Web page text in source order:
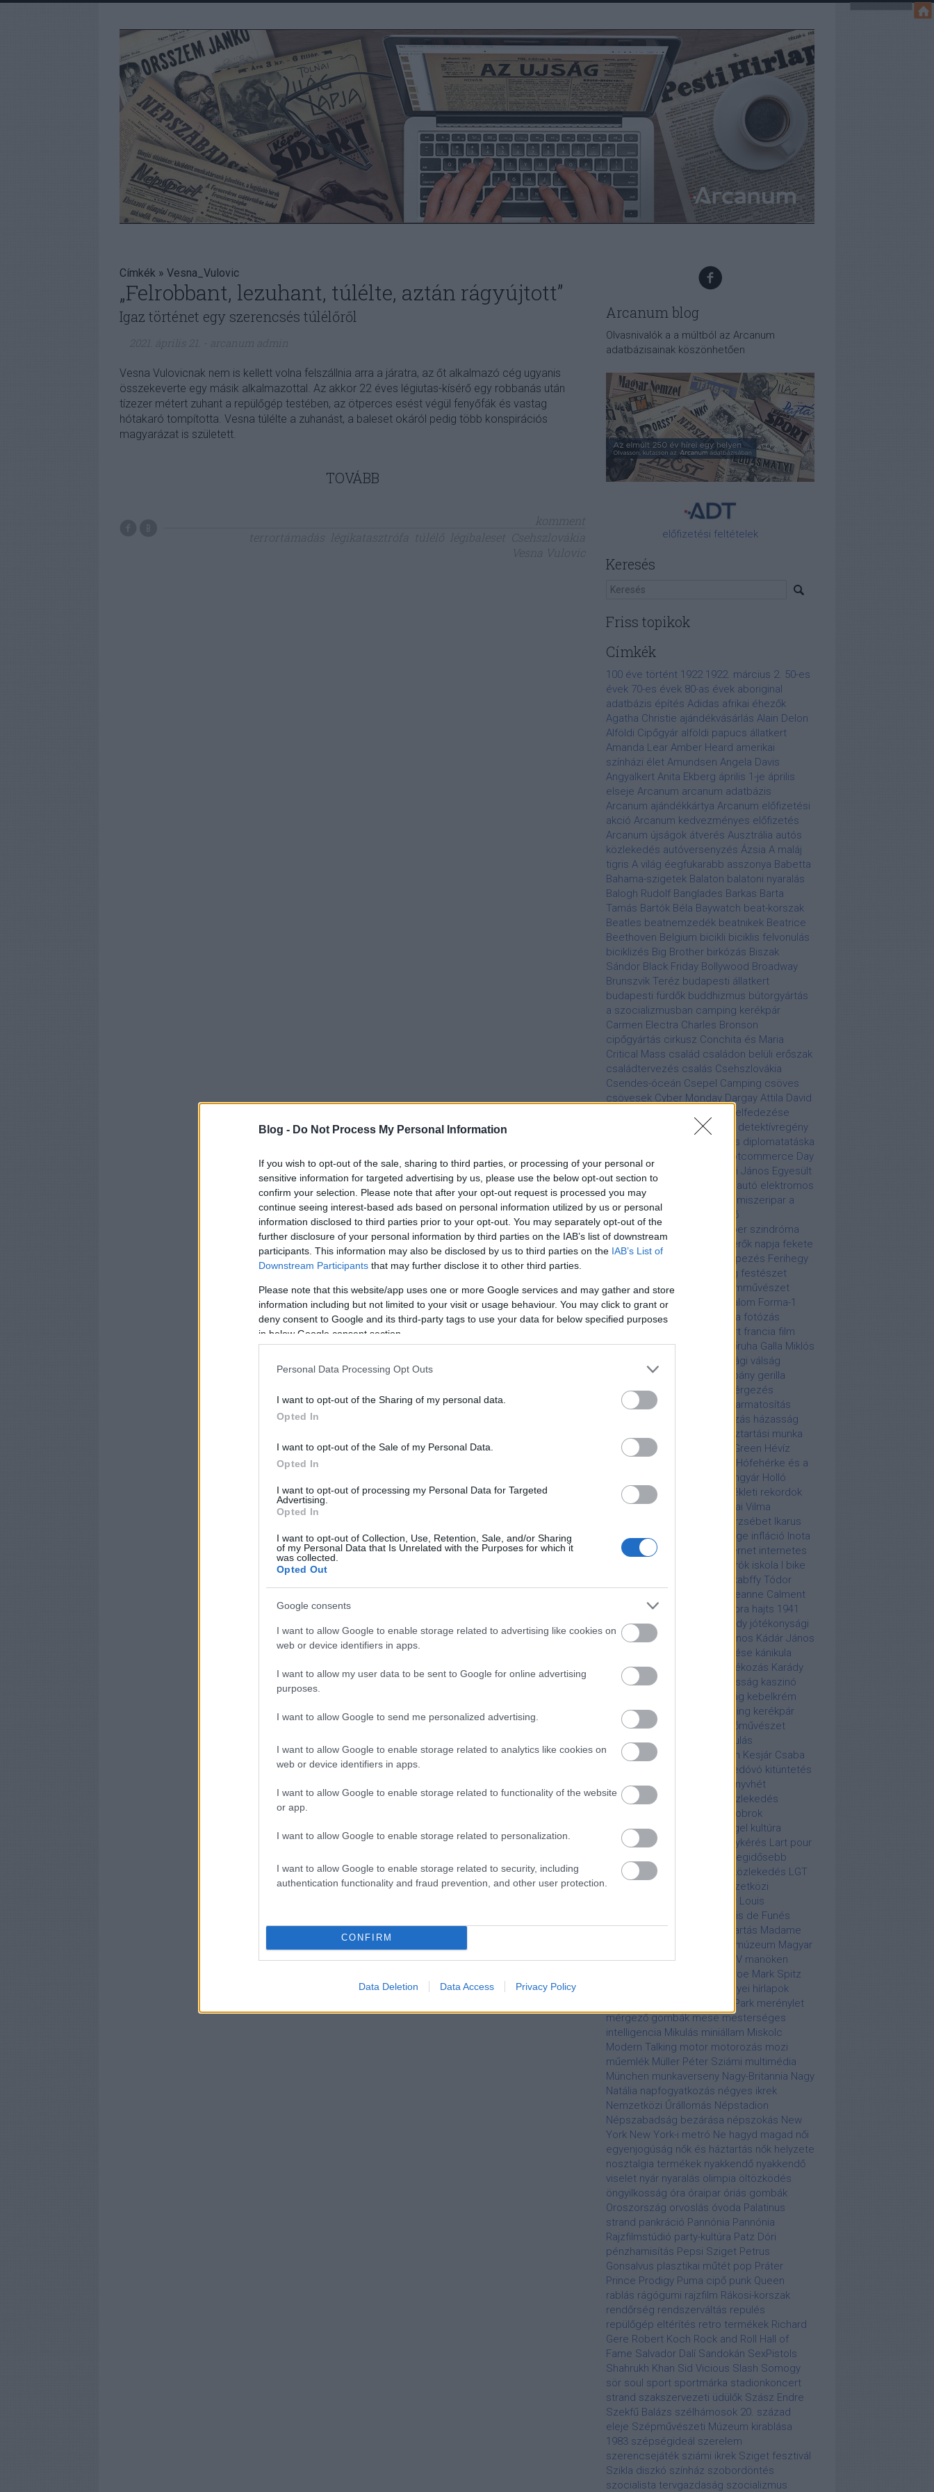
Blog - Do Not Process My Personal Information
If you wish to opt-out of the sale, sharing to third parties, or processing of your personal or
sensitive information for targeted advertising by us, please use the below opt-out section to
confirm your selection. Please note that after your opt-out request is processed you may
continue seeing interest-based ads based on personal information utilized by us or personal
information disclosed to third parties prior to your opt-out. You may separately opt-out of the
further disclosure of your personal information by third parties on the IAB’s list of downstream
participants. This information may also be disclosed by us to third parties on the IAB’s List of
Downstream Participants that may further disclose it to other third parties.
Please note that this website/app uses one or more Google services and may gather and store
information including but not limited to your visit or usage behaviour. You may click to grant or
deny consent to Google and its third-party tags to use your data for below specified purposes
in below Google consent section.
Personal Data Processing Opt Outs
I want to opt-out of the Sharing of my personal data.
Opted In
I want to opt-out of the Sale of my Personal Data.
Opted In
I want to opt-out of processing my Personal Data for Targeted
Advertising.
Opted In
I want to opt-out of Collection, Use, Retention, Sale, and/or Sharing
of my Personal Data that Is Unrelated with the Purposes for which it
was collected.
Opted Out
Google consents
I want to allow Google to enable storage related to advertising like cookies on
web or device identifiers in apps.
I want to allow my user data to be sent to Google for online advertising
purposes.
I want to allow Google to send me personalized advertising.
I want to allow Google to enable storage related to analytics like cookies on
web or device identifiers in apps.
I want to allow Google to enable storage related to functionality of the website
or app.
I want to allow Google to enable storage related to personalization.
I want to allow Google to enable storage related to security, including
authentication functionality and fraud prevention, and other user protection.
CONFIRM
Data Deletion Data Access Privacy Policy
Címkék » Vesna_Vulovic
„Felrobbant, lezuhant, túlélte, aztán rágyújtott”
Igaz történet egy szerencsés túlélőről
2021. április 21. arcanum admin
Vesna Vulovicnak nem is kellett volna felszállnia arra a járatra, az őt alkalmazó cég ugyanis
összekeverte egy másik alkalmazottal. Az akkor 22 éves légiutas-kísérő egy robbanás után
tízezer métert zuhant a repülőgép testében, az ötperces esést végül fenyőfák és vastag
hótakaró tompította. Vesna túlélte a zuhanást, a baleset okáról pedig több konspirációs
magyarázat is született.
TOVÁBB
komment
terrortámadás
légikatasztrófa túlélő légibaleset Csehszlovákia
Vesna Vulovic
Arcanum blog
Olvasnivalók a a múltból az Arcanum
adatbázisainak köszönhetően
előfizetési feltételek
Keresés
Friss topikok
Címkék
100 éve történt 1922 1922. március 2. 50-es
évek 70-es évek 80-as évek aboriginal
adatbázis építés Adidas afrikai éhezők
Agatha Christie ajándékvásárlás Alain Delon
Alföldi Cipőgyár alföldi papucs állatkert
Amanda Lear Amber Heard amerikai
színházi élet Amundsen Angela Davis
Angyalkert Anita Ekberg április 1-je április
elseje Arcanum arcanum adatbázis
Arcanum ajándékkártya Arcanum előfizetési
akció Arcanum kedvezményes előfizetés
Arcanum újságok átverés Ausztrália autós
közlekedés autóversenyzés Ázsia A maláj
tigris A világ éegfukarabb asszonya Babetta
Bahama-szigetek Balaton balatoni nyaralás
Balogh Rudolf Banglades Barkas Barta
Tamás Bartók Béla Baywatch beat-korszak
Beatles beatnemzedék beatnikek Beatrice
Beethoven Belgium bicikli biciklis felvonulás
biciklizés Big Brother birkózás Biszak
Sándor Black Friday Bollywood Broadway
Brunszvik Teréz budapesti állatkert
budapesti fürdők buddhizmus bútorgyártás
a szocializmusban camping kerékpár
Carmen Electra Charles Bronson
cipőgyártás cirkusz Conchita és Maria
Critical Mass család családon belüli erőszak
családtervezés csalás Csehszlovákia
Csendes-óceán Csepel Camping csöves
csövesek Cyber Monday Dargay Attila David
Déli-sark felfedezése
Dennis Tito
detektívregény
digitalizálás diplomatatáska
Dotcommerce Day
Édes élet
Egri János Egyesült
Államok elefánt elektromos autó elektromos
jármű elektronikus zene
élelmiszeripar a
szocializmusban
első repülő
Magyarországon
farkasember szindróma
Federico Fellini
Fegyveres erők napja fekete
himlő Fekete péntek fényképezés Ferihegy
fertőző betegség festészet
fesztivál Fidel Castro
filmművészet
focivébé fogyasztói társadalom Forma-1
Forma-3 forró drót fotográfia fotózás
Fóvárosi Állat- és Növénykert francia film
Freddie Mercury
fürdőruha Galla Miklós
gazdasági válság
Gerendai Károly
gerilla-kampány gerilla
marketing
gombamérgezés
gömbház
Green Monday
gyarmatosítás
hajózás házasság
háztartási munka
Helsinki olimpia 1952
Hetty Green Hévíz
Hófehérke és a
Hollóházi Porcelángyár Holló
Színház
Hollywood
hőmérsékleti rekordok
honvédség
Hugonnai Vilma
II. Erzsébet Ikarus
ikrek India India függetlensége infláció Inota
Inotai Hőerőmű
internet internetes
írók iskola I bike
Jakabffy Tódor
Jeanne Calment
jobboldali forgalmi rend
jobbra hajts 1941
Johnny Depp
John F. Kennedy jótékonysági
koncert
Kabir Bedi Kádár János Kádár János
Kádár temetése kánikula
karácsony
karácsonyi ajándékozás Karády
Katalin
karikatúra kártya adósság kaszinó
katonaság kebelkrém
Kell egy hét együttlét!
kemping kerékpár
képrejtvény
képzőművészet
kerékpár kerékpáros felvonulás
kerékpározás
kereskedelem Kesjár Csaba
kisdedóvó kitüntetés
költők könnyűzene
könyvhét
könyvkiadás
közlekedés
köztéri szobrok
Budapesten
Kugelmugel kultúra
kvarcóra
lakberendezés lánykérés Lart pour
legidősebb
ember
légikatasztrófa légi közlekedés LGT
Lillafüred
Liszt Ferenc Nemzetközi
Liz Taylor Louis
Louis de Funés
lóverseny macska macskatartás Madame
Madame Tussaud múzeum Magyar
Televízió maharadzsa MALÉV manöken
Marilyn Monroe Mark Spitz
megyei hírlapok
Memento Park merénylet
mérgező gombák mese mesterséges
intelligencia Mikulás miniállam Miskolc
Modern Talking motor motorozás mozi
műemlék Müller Péter Sziámi multimédia
München munkaverseny Nagy-Britannia Nagy
Natália napfogyatkozás négyes ikrek
Nemzetközi Űrállomás Népstadion
Népszabadság bezárása népszokás New
York New York-i metró Ne hagyd magad női
egyenjogúság nők és háztartás nők helyzete
nosztalgia termékek nyakkendő nyakkendő
viselet nyár nyaralás olimpia öltözködés
öngyilkosság óra óraipar óriás gombák
Oroszország orvoslás óvoda Palatinus
strand pankráció Pannónia Pannónia
Rajzfilmstúdió party-kultúra Patz Dóri
pénzhamisítás Pepsi Sziget Petrus
Gonsalvus plasztikai műtét pop Práter
Prince Prodigy Puma cipő punk Queen
rablás rágógumi rajzfilm Rákosi-korszak
rendőrség rendszerváltás repülés
repülőgép eltérítés retro termékek Richard
Gere Robert Koch Rock and Roll Hall of
Fame Salvador Dalí Sandokán SexPistols
Shahrukh Khan Sid Vicious Slash Somogy
sör soul sport sportmárka stadionkoncert
strand szakszervezeti üdülők Szász Endre
Szekfű Balázs szélhámosok 20. század
eleje Szépművészeti Múzeum kirablása
1983 szépségideál szerelem
szerencsejáték sziámi ikrek Sziget fesztivál
Szikla diszkó színház szobordöntés
szocialista tervgazdaság szocializmus